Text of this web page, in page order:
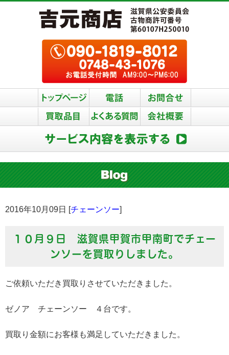
2016年10月09日 [チェーンソー]
１０月９日 滋賀県甲賀市甲南町でチェー
ンソーを買取りしました。
ご依頼いただき買取りさせていただきました。
ゼノア チェーンソー ４台です。
買取り金額にお客様も満足していただきました。